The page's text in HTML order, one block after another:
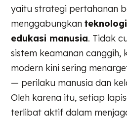
yaitu strategi pertahanan
menggabungkan
edukasi manusia. Tidak
sistem keamanan canggih,
modern kini sering
— perilaku manusia dan
Oleh karena itu, setiap
terlibat aktif dalam